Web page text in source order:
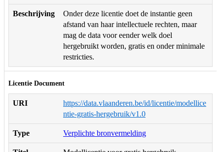
Beschrijving
Onder deze licentie doet de instantie geen
afstand van haar intellectuele rechten, maar
mag de data voor eender welk doel
hergebruikt worden, gratis en onder minimale
restricties.
Licentie Document
URI
https://data.vlaanderen.be/id/licentie/modellice
ntie-gratis-hergebruik/v1.0
Type Verplichte bronvermelding